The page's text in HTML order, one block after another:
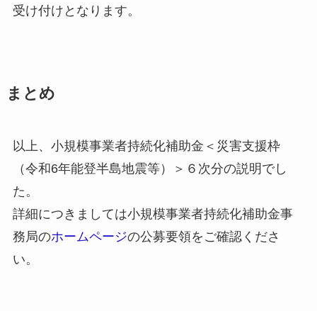
受け付けとなります。
まとめ
以上、小規模事業者持続化補助金＜災害支援枠
（令和6年能登半島地震等）＞６次分の説明でし
た。
詳細につきましては小規模事業者持続化補助金事
務局のホームページの公募要領をご確認くださ
い。